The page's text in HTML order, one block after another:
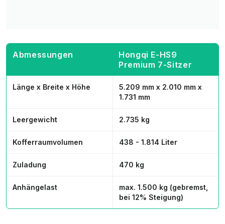
Abmessungen
Hongqi E-HS9
Premium 7-Sitzer
Länge x Breite x Höhe
5.209 mm x 2.010 mm x
1.731 mm
Leergewicht 2.735 kg
Kofferraumvolumen 438 - 1.814 Liter
Zuladung 470 kg
Anhängelast
max. 1.500 kg (gebremst,
bei 12% Steigung)